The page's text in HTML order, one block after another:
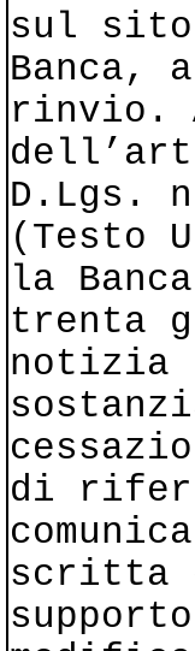
sul
Banca,
rinvio.
D.Lgs.
(Testo
la
trenta
notizia
di
scritta